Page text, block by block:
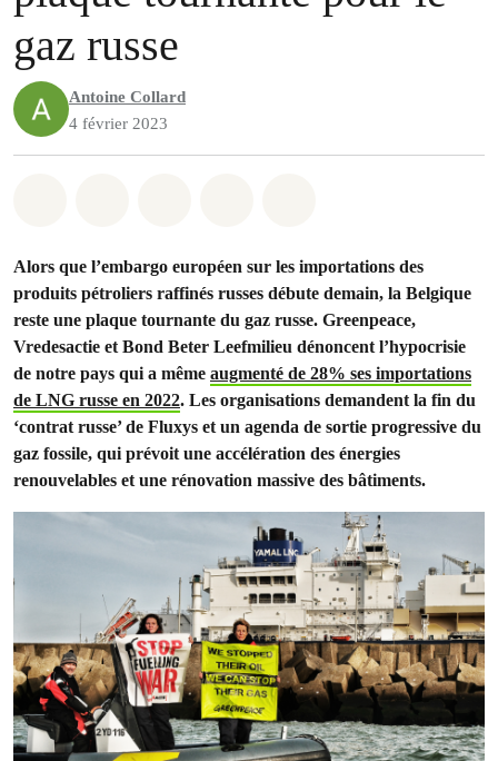
gaz russe
Antoine Collard
4 février 2023
Alors que l’embargo européen sur les importations des
produits pétroliers raffinés russes débute demain, la Belgique
reste une plaque tournante du gaz russe. Greenpeace,
Vredesactie et Bond Beter Leefmilieu dénoncent l’hypocrisie
de notre pays qui a même augmenté de 28% ses importations
de LNG russe en 2022. Les organisations demandent la fin du
‘contrat russe’ de Fluxys et un agenda de sortie progressive du
gaz fossile, qui prévoit une accélération des énergies
renouvelables et une rénovation massive des bâtiments.